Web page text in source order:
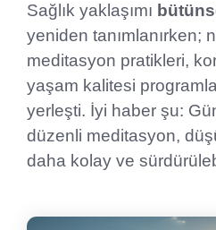
Sağlık yaklaşımı
yeniden tanımlanırken;
meditasyon pratikleri,
yaşam kalitesi
yerleşti. İyi haber şu:
düzenli meditasyon,
daha kolay ve